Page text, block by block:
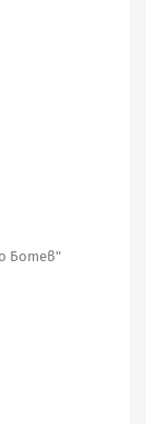
Ботев"